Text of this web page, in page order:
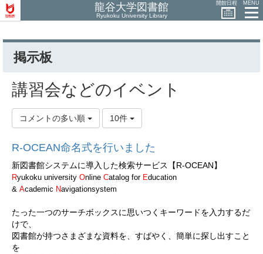
龍谷大学図書館
Ryukoku University Library
開館日程 MENU
掲示板
講習会などのイベント
コメントの多い順 10件
R-OCEAN命名式を行いました
新図書館システムに導入した検索サービス【R-OCEAN】
Ryukoku university Online Catalog for Education
& Academic Navigationsystem
たった一つのサーチボックスに思いつくキーワードを入力するだ
けで、
図書館が持つさまざまな資料を、すばやく、簡単に探し出すこと
を